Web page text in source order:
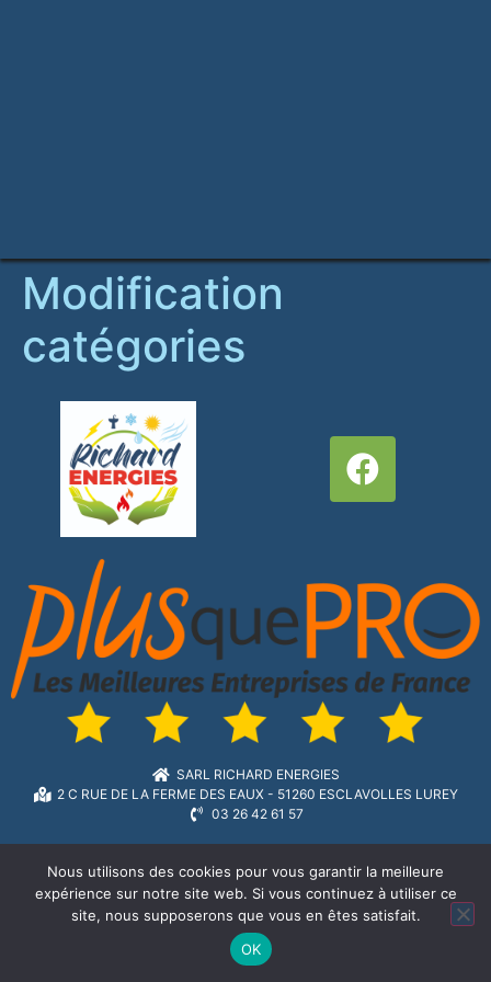
Modification
catégories
SARL RICHARD ENERGIES
2 C RUE DE LA FERME DES EAUX - 51260 ESCLAVOLLES LUREY
03 26 42 61 57
Nous utilisons des cookies pour vous garantir la meilleure
expérience sur notre site web. Si vous continuez à utiliser ce
site, nous supposerons que vous en êtes satisfait.
OK